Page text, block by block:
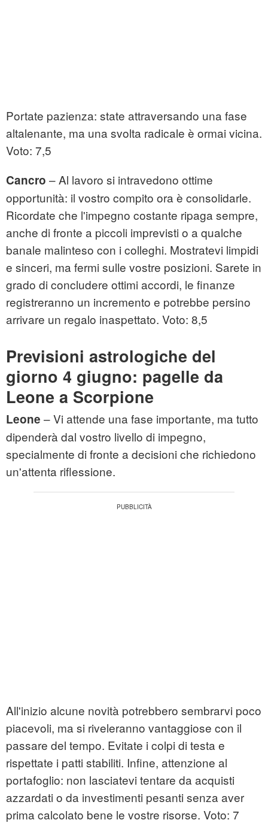
Portate pazienza: state attraversando una fase
altalenante, ma una svolta radicale è ormai vicina.
Voto: 7,5
Cancro – Al lavoro si intravedono ottime
opportunità: il vostro compito ora è consolidarle.
Ricordate che l'impegno costante ripaga sempre,
anche di fronte a piccoli imprevisti o a qualche
banale malinteso con i colleghi. Mostratevi limpidi
e sinceri, ma fermi sulle vostre posizioni. Sarete in
grado di concludere ottimi accordi, le finanze
registreranno un incremento e potrebbe persino
arrivare un regalo inaspettato. Voto: 8,5
Previsioni astrologiche del
giorno 4 giugno: pagelle da
Leone a Scorpione
Leone – Vi attende una fase importante, ma tutto
dipenderà dal vostro livello di impegno,
specialmente di fronte a decisioni che richiedono
un'attenta riflessione.
All'inizio alcune novità potrebbero sembrarvi poco
piacevoli, ma si riveleranno vantaggiose con il
passare del tempo. Evitate i colpi di testa e
rispettate i patti stabiliti. Infine, attenzione al
portafoglio: non lasciatevi tentare da acquisti
azzardati o da investimenti pesanti senza aver
prima calcolato bene le vostre risorse. Voto: 7